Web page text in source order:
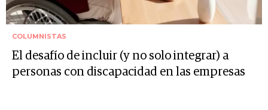
COLUMNISTAS
El desafío de incluir (y no solo integrar) a
personas con discapacidad en las empresas